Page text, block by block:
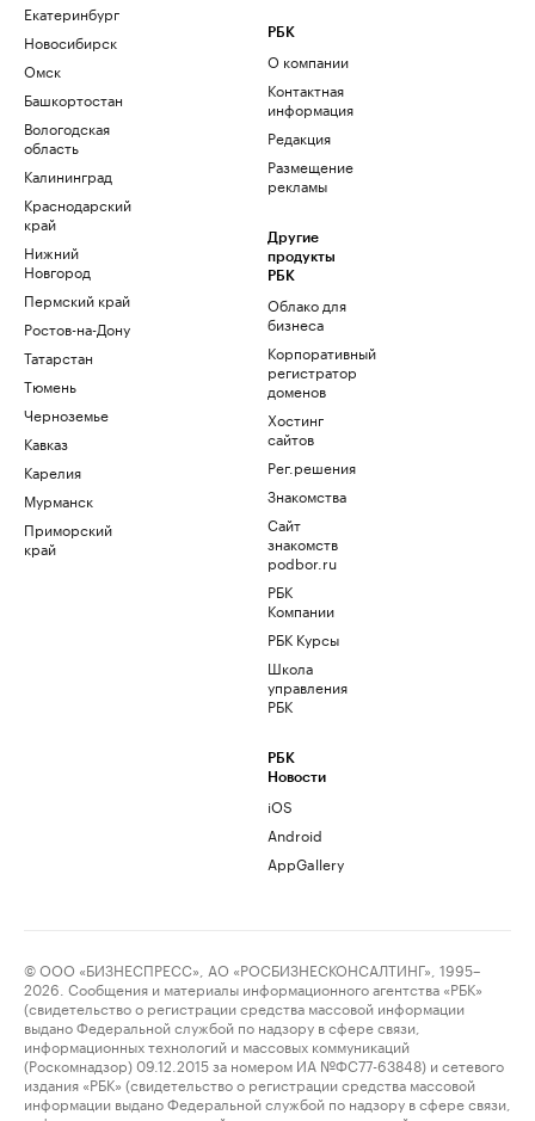
Екатеринбург
Новосибирск
Омск
Башкортостан
Вологодская
область
Калининград
Краснодарский
край
Нижний
Новгород
Пермский край
Ростов-на-Дону
Татарстан
Тюмень
Черноземье
Кавказ
Карелия
Мурманск
Приморский
край
РБК
О компании
Контактная
информация
Редакция
Размещение
рекламы
Другие
продукты
РБК
Облако для
бизнеса
Корпоративный
регистратор
доменов
Хостинг
сайтов
Рег.решения
Знакомства
Сайт
знакомств
podbor.ru
РБК
Компании
РБК Курсы
Школа
управления
РБК
РБК
Новости
iOS
Android
AppGallery
© ООО «БИЗНЕСПРЕСС», АО «РОСБИЗНЕСКОНСАЛТИНГ», 1995–
2026. Сообщения и материалы информационного агентства «РБК»
(свидетельство о регистрации средства массовой информации
выдано Федеральной службой по надзору в сфере связи,
информационных технологий и массовых коммуникаций
(Роскомнадзор) 09.12.2015 за номером ИА №ФС77-63848) и сетевого
издания «РБК» (свидетельство о регистрации средства массовой
информации выдано Федеральной службой по надзору в сфере связи,